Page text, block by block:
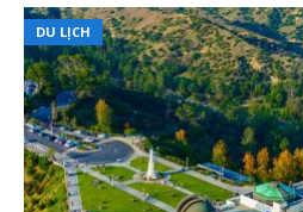
DU LỊCH